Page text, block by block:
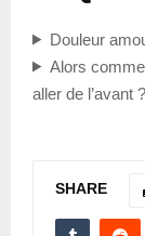
Douleur
Alors
aller de l’avant ?
SHARE